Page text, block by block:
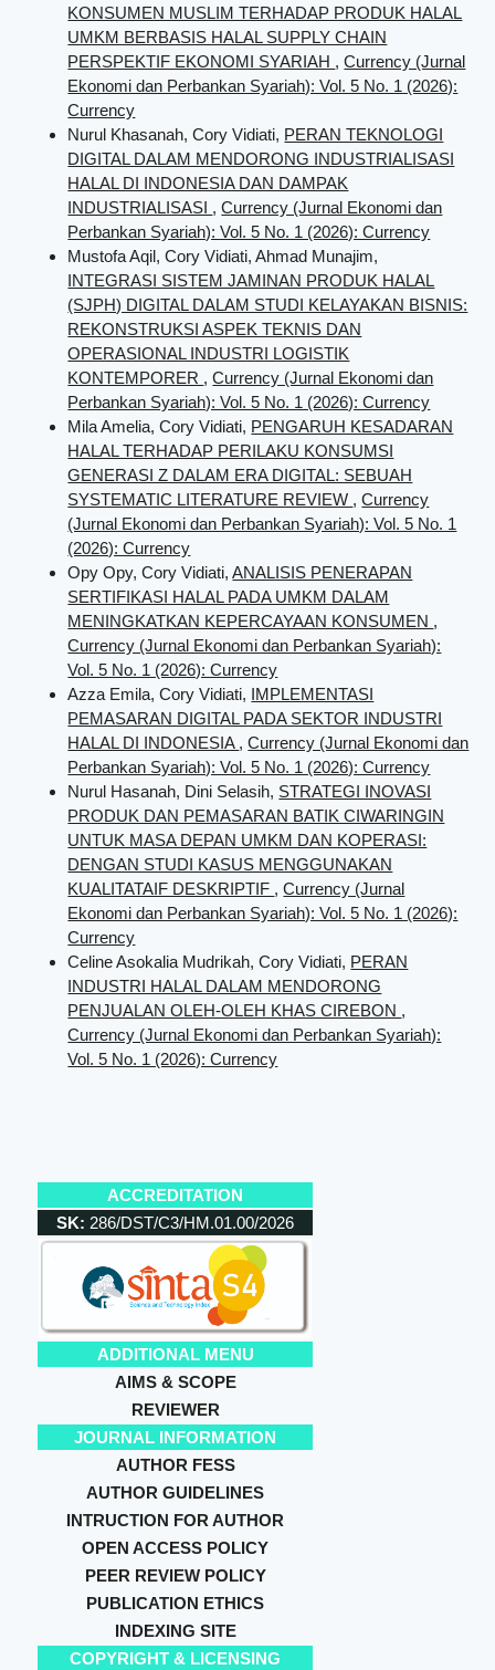
KONSUMEN MUSLIM TERHADAP PRODUK HALAL
UMKM BERBASIS HALAL SUPPLY CHAIN
PERSPEKTIF EKONOMI SYARIAH ,Currency (Jurnal
Ekonomi dan Perbankan Syariah): Vol. 5 No. 1 (2026):
Currency
Nurul Khasanah, Cory Vidiati, PERAN TEKNOLOGI
DIGITAL DALAM MENDORONG INDUSTRIALISASI
HALAL DI INDONESIA DAN DAMPAK
INDUSTRIALISASI ,Currency (Jurnal Ekonomi dan
Perbankan Syariah): Vol. 5 No. 1 (2026): Currency
Mustofa Aqil, Cory Vidiati, Ahmad Munajim,
INTEGRASI SISTEM JAMINAN PRODUK HALAL
(SJPH) DIGITAL DALAM STUDI KELAYAKAN BISNIS:
REKONSTRUKSI ASPEK TEKNIS DAN
OPERASIONAL INDUSTRI LOGISTIK
KONTEMPORER ,Currency (Jurnal Ekonomi dan
Perbankan Syariah): Vol. 5 No. 1 (2026): Currency
Mila Amelia, Cory Vidiati, PENGARUH KESADARAN
HALAL TERHADAP PERILAKU KONSUMSI
GENERASI Z DALAM ERA DIGITAL: SEBUAH
SYSTEMATIC LITERATURE REVIEW ,Currency
(Jurnal Ekonomi dan Perbankan Syariah): Vol. 5 No. 1
(2026): Currency
Opy Opy, Cory Vidiati,ANALISIS PENERAPAN
SERTIFIKASI HALAL PADA UMKM DALAM
MENINGKATKAN KEPERCAYAAN KONSUMEN ,
Currency (Jurnal Ekonomi dan Perbankan Syariah):
Vol. 5 No. 1 (2026): Currency
Azza Emila, Cory Vidiati, IMPLEMENTASI
PEMASARAN DIGITAL PADA SEKTOR INDUSTRI
HALAL DI INDONESIA ,Currency (Jurnal Ekonomi dan
Perbankan Syariah): Vol. 5 No. 1 (2026): Currency
Nurul Hasanah, Dini Selasih, STRATEGI INOVASI
PRODUK DAN PEMASARAN BATIK CIWARINGIN
UNTUK MASA DEPAN UMKM DAN KOPERASI:
DENGAN STUDI KASUS MENGGUNAKAN
KUALITATAIF DESKRIPTIF ,Currency (Jurnal
Ekonomi dan Perbankan Syariah): Vol. 5 No. 1 (2026):
Currency
Celine Asokalia Mudrikah, Cory Vidiati, PERAN
INDUSTRI HALAL DALAM MENDORONG
PENJUALAN OLEH-OLEH KHAS CIREBON ,
Currency (Jurnal Ekonomi dan Perbankan Syariah):
Vol. 5 No. 1 (2026): Currency
ACCREDITATION
SK:286/DST/C3/HM.01.00/2026
ADDITIONAL MENU
AIMS & SCOPE
REVIEWER
JOURNAL INFORMATION
AUTHOR FESS
AUTHOR GUIDELINES
INTRUCTION FOR AUTHOR
OPEN ACCESS POLICY
PEER REVIEW POLICY
PUBLICATION ETHICS
INDEXING SITE
COPYRIGHT & LICENSING